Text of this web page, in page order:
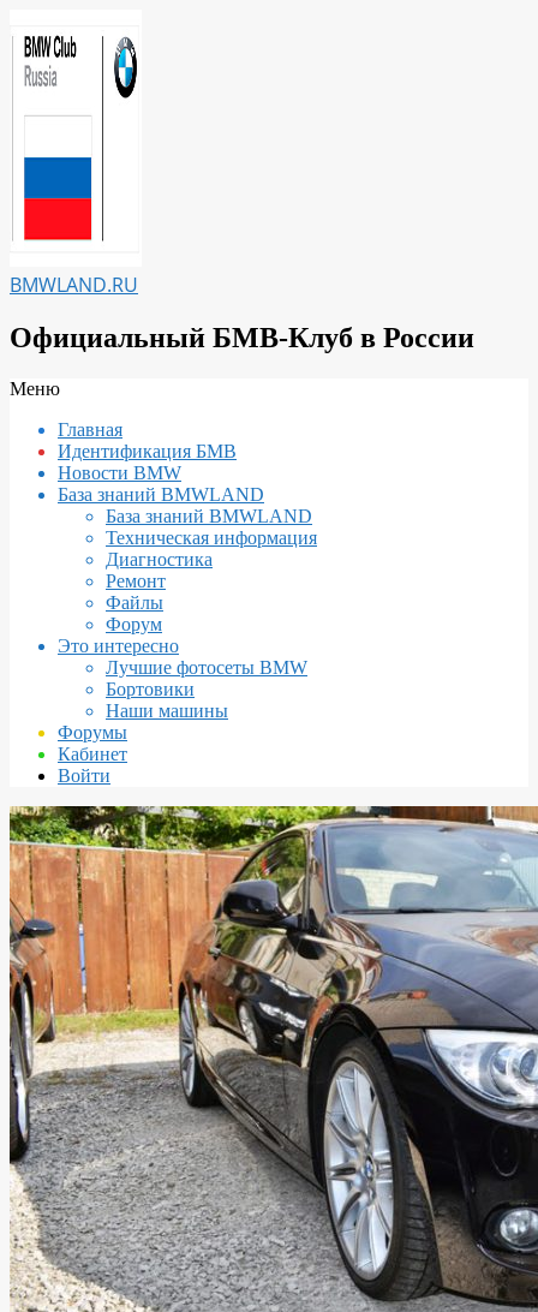
к
содержимому
BMWLAND.RU
Официальный БМВ-Клуб в России
Вторичное
навигации
Меню
Главная
Идентификация БМВ
Новости BMW
База знаний BMWLAND
База знаний BMWLAND
Техническая информация
Диагностика
Ремонт
Файлы
Форум
Это интересно
Лучшие фотосеты BMW
Бортовики
Наши машины
Форумы
Кабинет
Войти